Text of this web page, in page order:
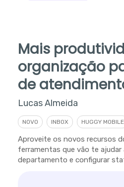
Mais
organização
de
Lucas Almeida
NOVO INBOX HUGGY MOBILE
Aproveite os novos recursos
ferramentas que vão te ajudar
departamento e configurar